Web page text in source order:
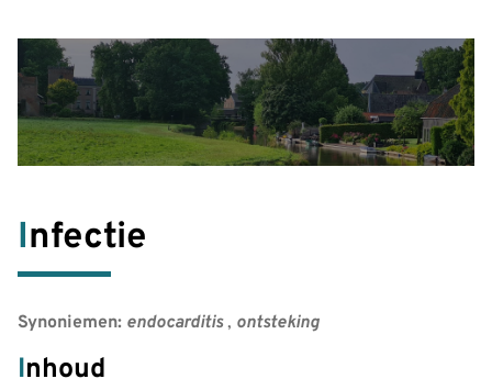
Infectie
Synoniemen: endocarditis, ontsteking
Inhoud